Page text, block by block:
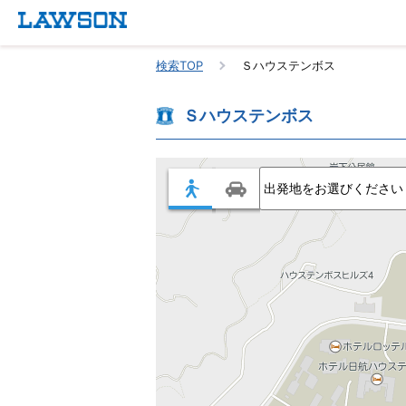
検索TOP Ｓハウステンボス
Ｓハウステンボス